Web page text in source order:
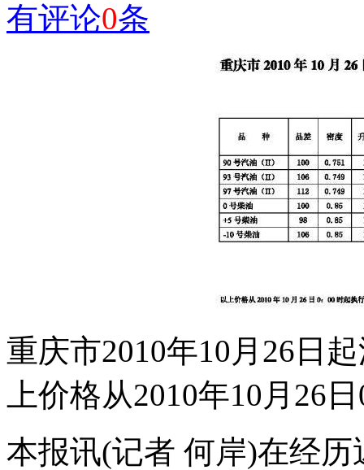
有评论0条
重庆市2010年10月26日
上价格从2010年10月26
本报讯(记者 何岸)在经